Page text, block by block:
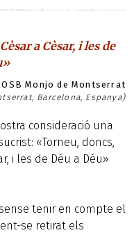
a Cèsar, i les de
OSB Monjo de Montserrat
Barcelona, Espanya)
consideració una
«Torneu, doncs,
i les de Déu a Déu»
tenir en compte el
se retirat els